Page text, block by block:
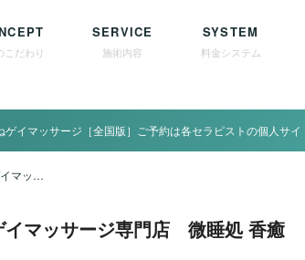
こだわり
SERVICE
施術内容
SYSTEM
料金システム
ゲイマッサージ［全国版］ご予約は各セラピストの個人サイ
東北/宮城/仙台 ゲイマッサージ専門店 微睡処 香癒
マッサージ専門店 微睡処 香癒